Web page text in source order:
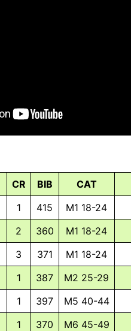
CR BIB CAT
1 415 M1 18-24
2 360 M1 18-24
3 371 M1 18-24
1 387 M2 25-29
1 397 M5 40-44
1 370 M6 45-49